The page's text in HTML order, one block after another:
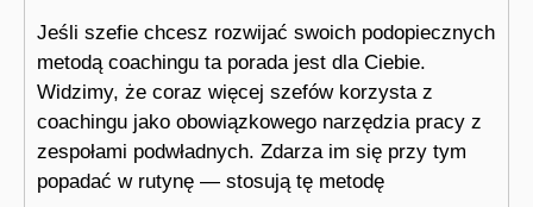
Jeśli szefie chcesz rozwijać swoich podopiecznych
metodą coachingu ta porada jest dla Ciebie.
Widzimy, że coraz więcej szefów korzysta z
coachingu jako obowiązkowego narzędzia pracy z
zespołami podwładnych. Zdarza im się przy tym
popadać w rutynę — stosują tę metodę